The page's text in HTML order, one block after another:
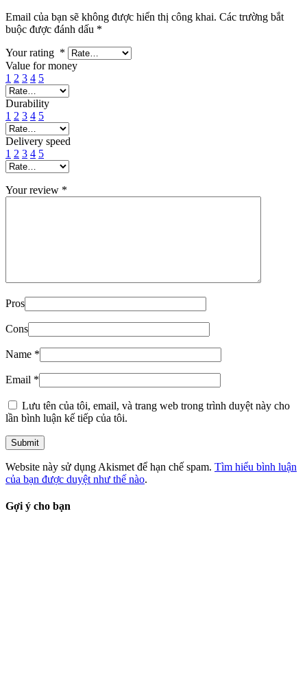
Email của bạn sẽ không được hiển thị công khai. Các trường bắt
buộc được đánh dấu *
Your rating *
Value for money
1 2 3 4 5
Durability
1 2 3 4 5
Delivery speed
1 2 3 4 5
Your review *
Pros
Cons
Name *
Email *
Lưu tên của tôi, email, và trang web trong trình duyệt này cho
lần bình luận kế tiếp của tôi.
Website này sử dụng Akismet để hạn chế spam. Tìm hiểu bình luận
của bạn được duyệt như thế nào.
Gợi ý cho bạn